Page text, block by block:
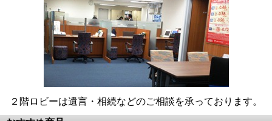
２階ロビーは遺言・相続などのご相談を承っております。